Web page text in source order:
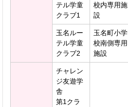
テル学童
クラブ1
校内専用施
設
玉名ルー
テル学童
クラブ2
玉名町小学
校南側専用
施設
チャレン
ジ友遊学
舎
第1クラ